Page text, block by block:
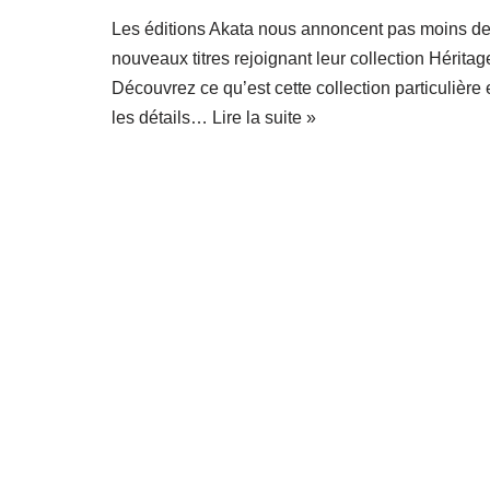
Les éditions Akata nous annoncent pas moins
nouveaux titres rejoignant leur collection
Découvrez ce qu’est cette collection particulière
les détails… Lire la suite »